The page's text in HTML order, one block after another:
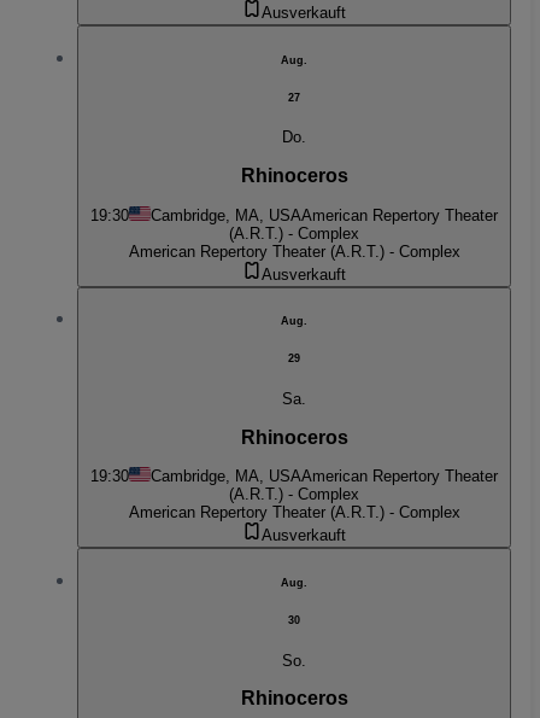
Ausverkauft
Aug.
27
Do.
Rhinoceros
19:30 Cambridge, MA, USAAmerican Repertory Theater
(A.R.T.) - Complex
American Repertory Theater (A.R.T.) - Complex
Ausverkauft
Aug.
29
Sa.
Rhinoceros
19:30 Cambridge, MA, USAAmerican Repertory Theater
(A.R.T.) - Complex
American Repertory Theater (A.R.T.) - Complex
Ausverkauft
Aug.
30
So.
Rhinoceros